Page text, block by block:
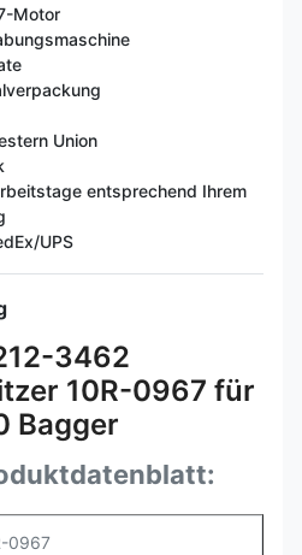
Motor
Union
entsprechend Ihrem
UPS
3462
10R-0967 für
Bagger
0967